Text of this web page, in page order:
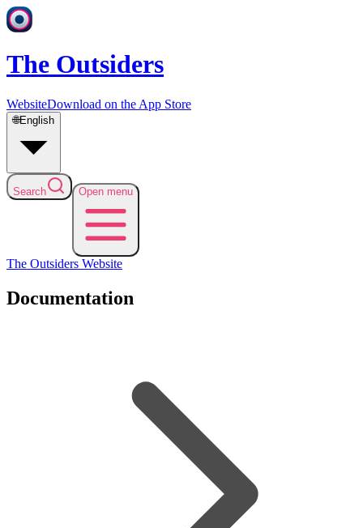
The Outsiders
WebsiteDownload on the App Store
🌐English
Search Open menu
The Outsiders Website
Documentation